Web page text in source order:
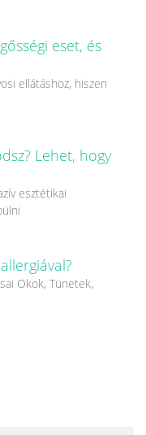
eset, és
ellátáshoz, hiszen
Lehet, hogy
esztétikai
Okok, Tünetek,